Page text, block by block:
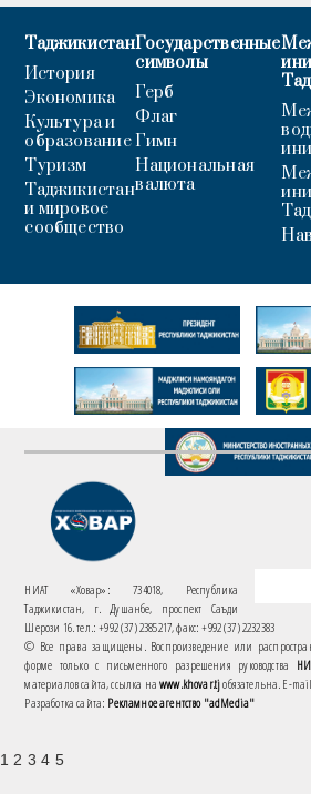
Таджикистан
История
Экономика
Культура и
образование
Туризм
Таджикистан
и мировое
сообщество
Государственные
символы
Герб
Флаг
Гимн
Национальная
валюта
НИАТ «Ховар»: 734018, Республика
Таджикистан, г. Душанбе, проспект Саъди
Шерози 16. тел.: +992 (37) 2385217, факс: +992 (37) 2232383
© Все права защищены. Воспроизведение или
форме только с письменного разрешения руководства
материалов сайта, ссылка наwww.khovar.tjобязательна. E-
Разработка сайта: Рекламное агентство "adMedia"
1 2 3 4 5